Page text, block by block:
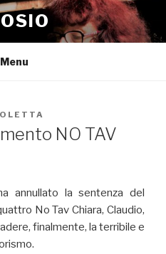
Menu
NO TAV
annullato la sentenza del
No Tav Chiara, Claudio,
finalmente, la terribile e